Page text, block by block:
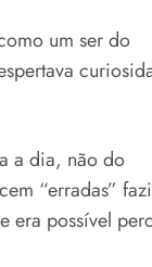
um ser do
a dia, não do
“erradas”
era possível